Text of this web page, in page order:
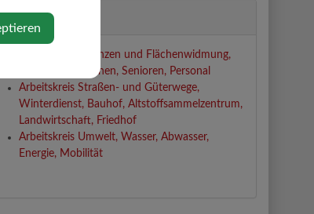
Zuständigkeiten
Arbeitskreis Finanzen und Flächenwidmung,
Bauen und Wohnen, Senioren, Personal
Arbeitskreis Straßen- und Güterwege,
Winterdienst, Bauhof, Altstoffsammelzentrum,
Landwirtschaft, Friedhof
Arbeitskreis Umwelt, Wasser, Abwasser,
Energie, Mobilität